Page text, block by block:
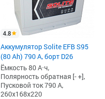
4.8
Аккумулятор Solite EFB S95
(80 Ah) 790 А, борт D26
Ёмкость 80 А·ч,
Полярность обратная [- +],
Пусковой ток 790 А,
260x168x220